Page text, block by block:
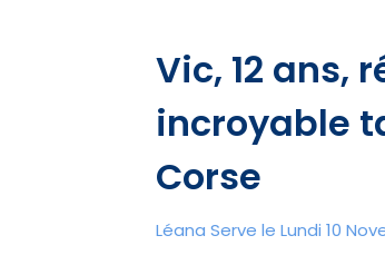
Vic, 12 ans,
incroyable
Corse
Léana Serve le Lundi 10